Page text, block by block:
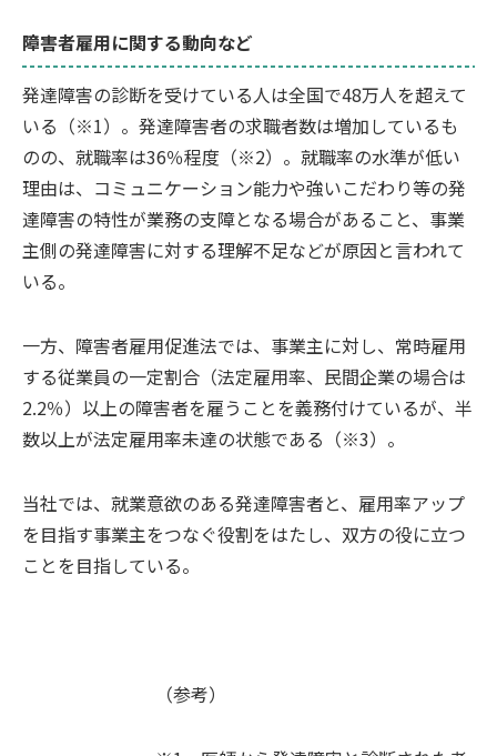
障害者雇用に関する動向など
発達障害の診断を受けている人は全国で48万人を超えて
いる（※1）。発達障害者の求職者数は増加しているも
のの、就職率は36％程度（※2）。就職率の水準が低い
理由は、コミュニケーション能力や強いこだわり等の発
達障害の特性が業務の支障となる場合があること、事業
主側の発達障害に対する理解不足などが原因と言われて
いる。
一方、障害者雇用促進法では、事業主に対し、常時雇用
する従業員の一定割合（法定雇用率、民間企業の場合は
2.2％）以上の障害者を雇うことを義務付けているが、半
数以上が法定雇用率未達の状態である（※3）。
当社では、就業意欲のある発達障害者と、雇用率アップ
を目指す事業主をつなぐ役割をはたし、双方の役に立つ
ことを目指している。
（参考）